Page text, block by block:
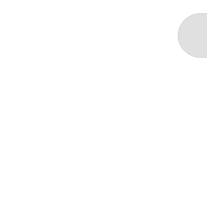
Schrift sowie